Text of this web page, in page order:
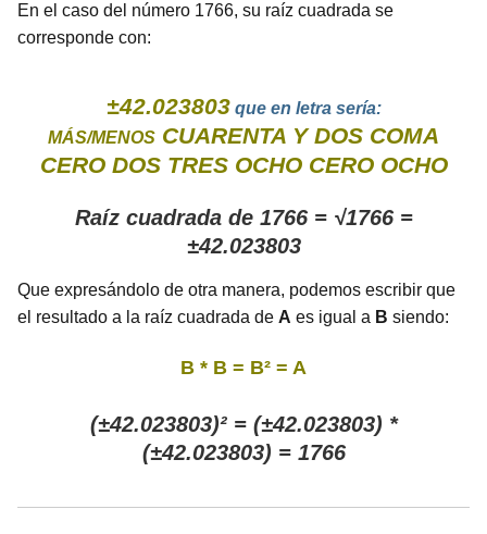
En el caso del número 1766, su raíz cuadrada se
corresponde con:
±42.023803que en letra sería:
MÁS/MENOS CUARENTA Y DOS COMA
CERO DOS TRES OCHO CERO OCHO
Raíz cuadrada de 1766 = √1766 =
±42.023803
Que expresándolo de otra manera, podemos escribir que
el resultado a la raíz cuadrada de A es igual a B siendo:
B * B = B² = A
(±42.023803)² = (±42.023803) *
(±42.023803) = 1766